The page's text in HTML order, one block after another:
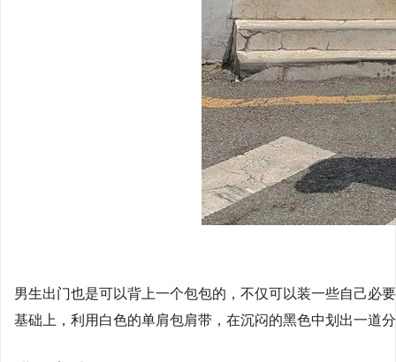
男生出门也是可以背上一个包包的，不仅可以装一些自己必
基础上，利用白色的单肩包肩带，在沉闷的黑色中划出一道